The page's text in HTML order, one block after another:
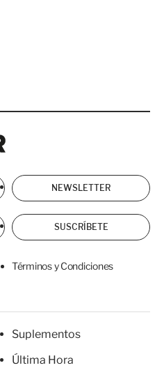
NEWSLETTER
SUSCRÍBETE
Términos y Condiciones
Suplementos
Última Hora